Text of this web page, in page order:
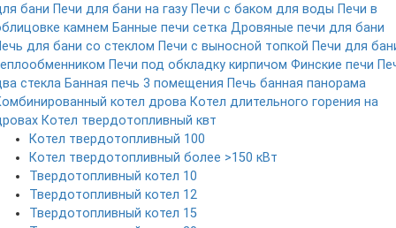
бани Печи для бани на газу Печи с баком для воды Печи в
камнем Банные печи сетка Дровяные печи для бани
для бани со стеклом Печи с выносной топкой Печи для
Печи под обкладку кирпичом Финские печи
стекла Банная печь 3 помещения Печь банная панорама
котел дрова Котел длительного горения на
Котел твердотопливный квт
Котел твердотопливный 100
Котел твердотопливный более >150 кВт
Твердотопливный котел 10
Твердотопливный котел 12
Твердотопливный котел 15